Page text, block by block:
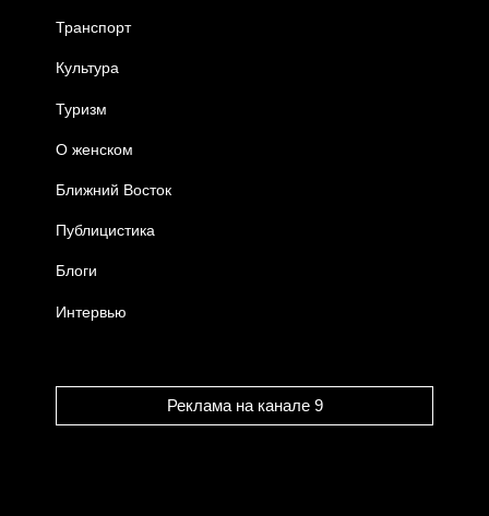
Транспорт
Культура
Туризм
О женском
Ближний Восток
Публицистика
Блоги
Интервью
Реклама на канале 9